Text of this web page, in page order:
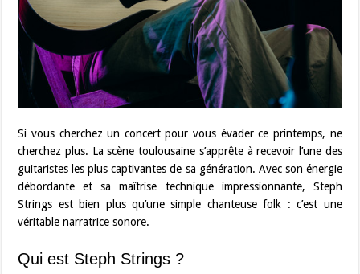
Si vous cherchez un concert pour vous évader ce printemps, ne
cherchez plus. La scène toulousaine s’apprête à recevoir l’une des
guitaristes les plus captivantes de sa génération. Avec son énergie
débordante et sa maîtrise technique impressionnante, Steph
Strings est bien plus qu’une simple chanteuse folk : c’est une
véritable narratrice sonore.
Qui est Steph Strings ?